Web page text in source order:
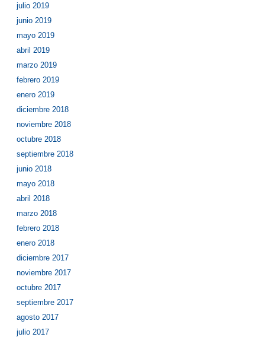
julio 2019
junio 2019
mayo 2019
abril 2019
marzo 2019
febrero 2019
enero 2019
diciembre 2018
noviembre 2018
octubre 2018
septiembre 2018
junio 2018
mayo 2018
abril 2018
marzo 2018
febrero 2018
enero 2018
diciembre 2017
noviembre 2017
octubre 2017
septiembre 2017
agosto 2017
julio 2017